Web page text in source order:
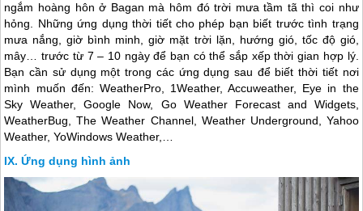
ngắm hoàng hôn ở Bagan mà hôm đó trời mưa tầm tã thì coi như
hỏng. Những ứng dụng thời tiết cho phép bạn biết trước tình trạng
mưa nắng, giờ bình minh, giờ mặt trời lặn, hướng gió, tốc độ gió,
mây… trước từ 7 – 10 ngày để bạn có thể sắp xếp thời gian hợp lý.
Bạn cần sử dụng một trong các ứng dụng sau để biết thời tiết nơi
mình muốn đến: WeatherPro, 1Weather, Accuweather, Eye in the
Sky Weather, Google Now, Go Weather Forecast and Widgets,
WeatherBug, The Weather Channel, Weather Underground, Yahoo
Weather, YoWindows Weather,…
Ứng dụng hình ảnh